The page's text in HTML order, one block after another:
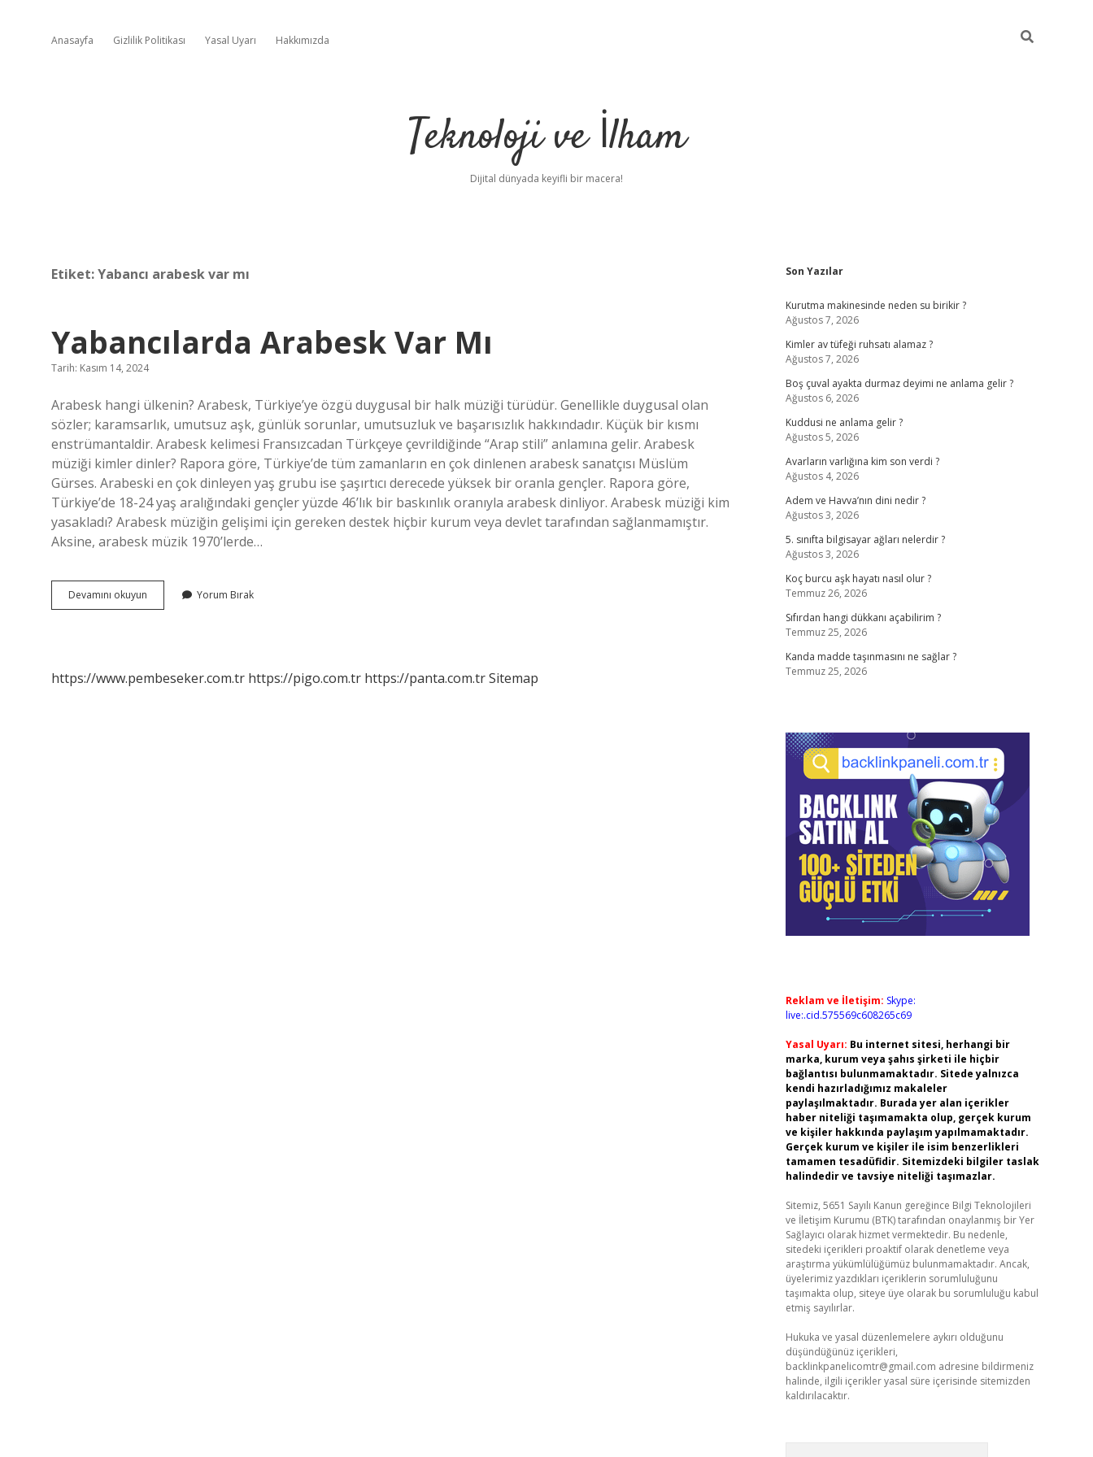
Anasayfa Gizlilik Politikası Yasal Uyarı Hakkımızda
Teknoloji ve İlham
Dijital dünyada keyifli bir macera!
Etiket:Yabancı arabesk var mı
Yabancılarda Arabesk Var Mı
Tarih: Kasım 14, 2024
Arabesk hangi ülkenin? Arabesk, Türkiye’ye özgü duygusal bir halk müziği türüdür. Genellikle duygusal olan
sözler; karamsarlık, umutsuz aşk, günlük sorunlar, umutsuzluk ve başarısızlık hakkındadır. Küçük bir kısmı
enstrümantaldir. Arabesk kelimesi Fransızcadan Türkçeye çevrildiğinde “Arap stili” anlamına gelir. Arabesk
müziği kimler dinler? Rapora göre, Türkiye’de tüm zamanların en çok dinlenen arabesk sanatçısı Müslüm
Gürses. Arabeski en çok dinleyen yaş grubu ise şaşırtıcı derecede yüksek bir oranla gençler. Rapora göre,
Türkiye’de 18-24 yaş aralığındaki gençler yüzde 46’lık bir baskınlık oranıyla arabesk dinliyor. Arabesk müziği kim
yasakladı? Arabesk müziğin gelişimi için gereken destek hiçbir kurum veya devlet tarafından sağlanmamıştır.
Aksine, arabesk müzik 1970’lerde…
Devamını okuyun Yabancılarda
Arabesk
Yorum Bırak
https://www.pembeseker.com.tr https://pigo.com.tr https://panta.com.trSitemap
Sidebar
Son Yazılar
Kurutma makinesinde neden su birikir ?
Ağustos 7, 2026
Kimler av tüfeği ruhsatı alamaz ?
Ağustos 7, 2026
Boş çuval ayakta durmaz deyimi ne anlama gelir ?
Ağustos 6, 2026
Kuddusi ne anlama gelir ?
Ağustos 5, 2026
Avarların varlığına kim son verdi ?
Ağustos 4, 2026
Adem ve Havva’nın dini nedir ?
Ağustos 3, 2026
5. sınıfta bilgisayar ağları nelerdir ?
Ağustos 3, 2026
Koç burcu aşk hayatı nasıl olur ?
Temmuz 26, 2026
Sıfırdan hangi dükkanı açabilirim ?
Temmuz 25, 2026
Kanda madde taşınmasını ne sağlar ?
Temmuz 25, 2026
Reklam ve İletişim: Skype:
live:.cid.575569c608265c69
Yasal Uyarı: Bu internet sitesi, herhangi bir
marka, kurum veya şahıs şirketi ile hiçbir
bağlantısı bulunmamaktadır. Sitede yalnızca
kendi hazırladığımız makaleler
paylaşılmaktadır. Burada yer alan içerikler
haber niteliği taşımamakta olup, gerçek kurum
ve kişiler hakkında paylaşım yapılmamaktadır.
Gerçek kurum ve kişiler ile isim benzerlikleri
tamamen tesadüfidir. Sitemizdeki bilgiler taslak
halindedir ve tavsiye niteliği taşımazlar.
Sitemiz, 5651 Sayılı Kanun gereğince Bilgi Teknolojileri
ve İletişim Kurumu (BTK) tarafından onaylanmış bir Yer
Sağlayıcı olarak hizmet vermektedir. Bu nedenle,
sitedeki içerikleri proaktif olarak denetleme veya
araştırma yükümlülüğümüz bulunmamaktadır. Ancak,
üyelerimiz yazdıkları içeriklerin sorumluluğunu
taşımakta olup, siteye üye olarak bu sorumluluğu kabul
etmiş sayılırlar.
Hukuka ve yasal düzenlemelere aykırı olduğunu
düşündüğünüz içerikleri,
backlinkpanelicomtr@gmail.com adresine bildirmeniz
halinde, ilgili içerikler yasal süre içerisinde sitemizden
kaldırılacaktır.